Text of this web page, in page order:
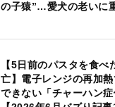
の子猿”…愛犬の老いに
【5日前のパスタを食
亡】電子レンジの再加
できない「チャーハン